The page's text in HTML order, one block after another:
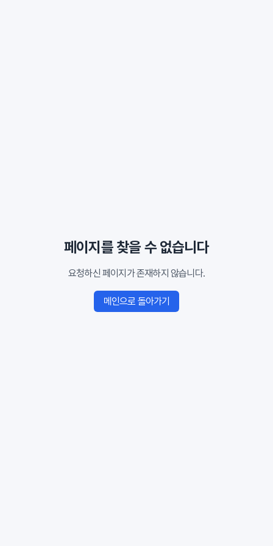
페이지를 찾을 수 없습니다
요청하신 페이지가 존재하지 않습니다.
메인으로 돌아가기